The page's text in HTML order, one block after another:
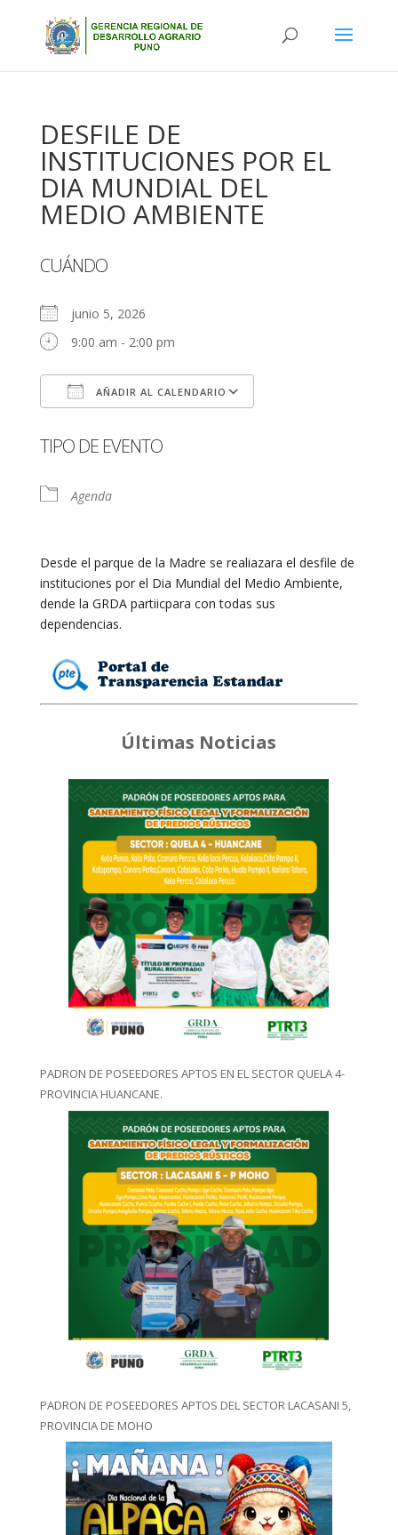
DESFILE DE
INSTITUCIONES POR EL
DIA MUNDIAL DEL
MEDIO AMBIENTE
CUÁNDO
junio 5, 2026
9:00 am - 2:00 pm
AÑADIR AL CALENDARIO
TIPO DE EVENTO
Agenda
Desde el parque de la Madre se realiazara el desfile de
instituciones por el Dia Mundial del Medio Ambiente,
dende la GRDA partiicpara con todas sus
dependencias.
Últimas Noticias
PADRON DE POSEEDORES APTOS EN EL SECTOR QUELA 4-
PROVINCIA HUANCANE.
PADRON DE POSEEDORES APTOS DEL SECTOR LACASANI 5,
PROVINCIA DE MOHO